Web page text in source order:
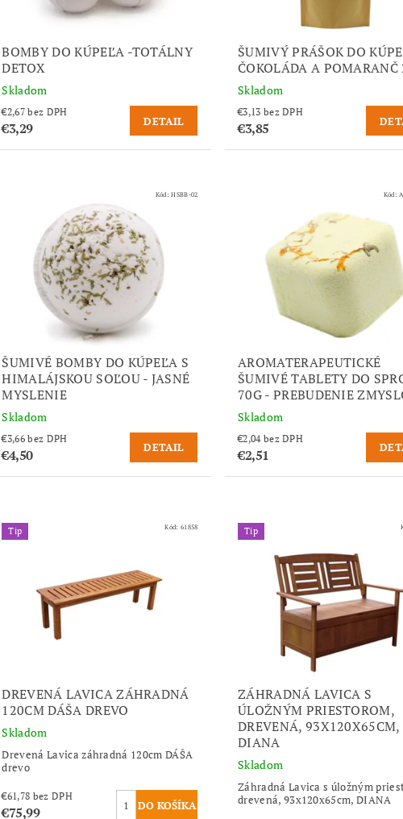
BOMBY DO KÚPEĽA -TOTÁLNY
DETOX
Skladom
€2,67 bez DPH
€3,29 DETAIL
ŠUMIVÝ PRÁŠOK DO
ČOKOLÁDA A POMARANČ
Skladom
€3,13 bez DPH
€3,85
Kód:HSBB-02
ŠUMIVÉ BOMBY DO KÚPEĽA S
HIMALÁJSKOU SOĽOU - JASNÉ
MYSLENIE
Skladom
€3,66 bez DPH
€4,50 DETAIL
Kód:
AROMATERAPEUTICKÉ
ŠUMIVÉ TABLETY DO
70G - PREBUDENIE
Skladom
€2,04 bez DPH
€2,51
Tip Kód: 61858
DREVENÁ LAVICA ZÁHRADNÁ
120CM DÁŠA DREVO
Skladom
Drevená Lavica záhradná 120cm DÁŠA
drevo
€61,78 bez DPH
€75,99
Tip
ZÁHRADNÁ LAVICA S
ÚLOŽNÝM PRIESTOROM,
DREVENÁ, 93X120X65CM,
DIANA
Skladom
Záhradná Lavica s úložným
drevená, 93x120x65cm, DIANA